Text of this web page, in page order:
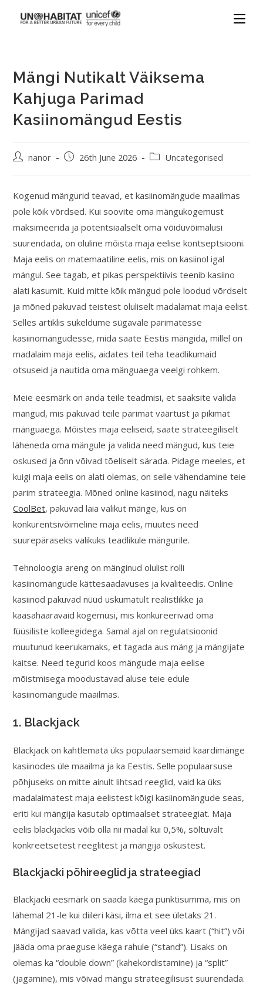
Mängi Nutikalt Väiksema
Kahjuga Parimad
Kasiinomängud Eestis
nanor 26th June 2026 Uncategorised
Kogenud mängurid teavad, et kasiinomängude maailmas
pole kõik võrdsed. Kui soovite oma mängukogemust
maksimeerida ja potentsiaalselt oma võiduvõimalusi
suurendada, on oluline mõista maja eelise kontseptsiooni.
Maja eelis on matemaatiline eelis, mis on kasiinol igal
mängul. See tagab, et pikas perspektiivis teenib kasiino
alati kasumit. Kuid mitte kõik mängud pole loodud võrdselt
ja mõned pakuvad teistest oluliselt madalamat maja eelist.
Selles artiklis sukeldume sügavale parimatesse
kasiinomängudesse, mida saate Eestis mängida, millel on
madalaim maja eelis, aidates teil teha teadlikumaid
otsuseid ja nautida oma mänguaega veelgi rohkem.
Meie eesmärk on anda teile teadmisi, et saaksite valida
mängud, mis pakuvad teile parimat väärtust ja pikimat
mänguaega. Mõistes maja eeliseid, saate strateegiliselt
läheneda oma mängule ja valida need mängud, kus teie
oskused ja õnn võivad tõeliselt särada. Pidage meeles, et
kuigi maja eelis on alati olemas, on selle vähendamine teie
parim strateegia. Mõned online kasiinod, nagu näiteks
CoolBet, pakuvad laia valikut mänge, kus on
konkurentsivõimeline maja eelis, muutes need
suurepäraseks valikuks teadlikule mängurile.
Tehnoloogia areng on mänginud olulist rolli
kasiinomängude kättesaadavuses ja kvaliteedis. Online
kasiinod pakuvad nüüd uskumatult realistlikke ja
kaasahaaravaid kogemusi, mis konkureerivad oma
füüsiliste kolleegidega. Samal ajal on regulatsioonid
muutunud keerukamaks, et tagada aus mäng ja mängijate
kaitse. Need tegurid koos mängude maja eelise
mõistmisega moodustavad aluse teie edule
kasiinomängude maailmas.
1. Blackjack
Blackjack on kahtlemata üks populaarsemaid kaardimänge
kasiinodes üle maailma ja ka Eestis. Selle populaarsuse
põhjuseks on mitte ainult lihtsad reeglid, vaid ka üks
madalaimatest maja eelistest kõigi kasiinomängude seas,
eriti kui mängija kasutab optimaalset strateegiat. Maja
eelis blackjackis võib olla nii madal kui 0,5%, sõltuvalt
konkreetsetest reeglitest ja mängija oskustest.
Blackjacki põhireeglid ja strateegiad
Blackjacki eesmärk on saada käega punktisumma, mis on
lähemal 21-le kui diileri käsi, ilma et see ületaks 21.
Mängijad saavad valida, kas võtta veel üks kaart (“hit”) või
jääda oma praeguse käega rahule (“stand”). Lisaks on
olemas ka “double down” (kahekordistamine) ja “split”
(jagamine), mis võivad mängu strateegilisust suurendada.